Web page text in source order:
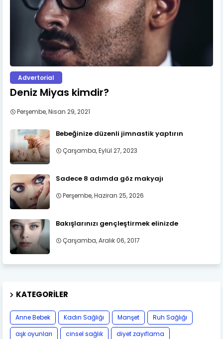
Advertorial
Deniz Miyas kimdir?
Perşembe, Nisan 29, 2021
Bebeğinize düzenli jimnastik yaptırın
Çarşamba, Eylül 27, 2023
Sadece 8 adımda göz makyajı
Perşembe, Haziran 25, 2026
Bakışlarınızı gençleştirmek elinizde
Çarşamba, Aralık 06, 2017
KATEGORILER
Anne Bebek Kadın Sağlığı Manşet
Ruh Sağlığı
aşk oyunları
cinsel sağlık
diyet zayıflama